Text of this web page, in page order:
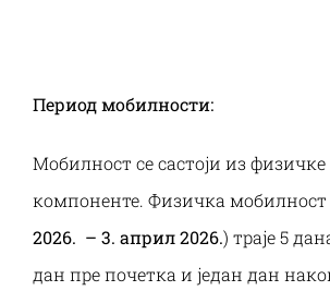
Период мобилности:
Мобилност се састоји из
компоненте. Физичка мобилност
2026. – 3. април 2026.) траје 5
дан пре почетка и један дан